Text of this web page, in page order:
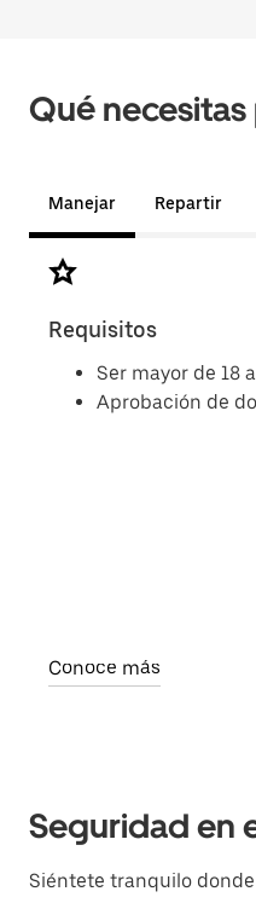
Qué
Manejar Repartir
Requisitos
Ser mayor de 18
Aprobación de
Conoce más
Seguridad en
Siéntete tranquilo